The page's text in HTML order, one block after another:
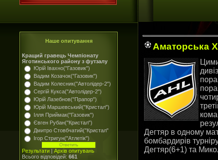
Наше опитування
Кращий гравець Чемпіонату
Яготинського району з футзалу
Юрій Івахно("Газовик")
Вадим Козачок("Газовик")
Вадим Колесник("Автолідер-2")
Сергій Кукса("Автолідер-2")
Юрій Лазебнов("Прапор")
Юрій Маршевський("Кристал")
Ілля Приймак("Газовик")
Євген Рубан("Кристал")
Дмитро Стовбчатий("Кристал"
Ігор Стригун("Атлетік")
Результати | Архів опитувань
Всього відповідей: 661
Аматорська
Дегтяр в одному
бомбардирів
Дегтяр(6+1) та